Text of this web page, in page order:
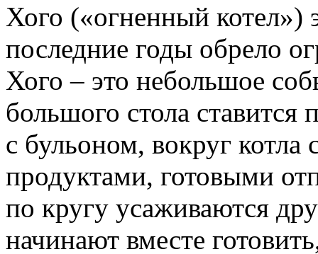
Хого («огненный котел»)
последние годы обрело
Хого – это небольшое
большого стола ставится
с бульоном, вокруг котла
продуктами, готовыми
по кругу усаживаются
начинают вместе